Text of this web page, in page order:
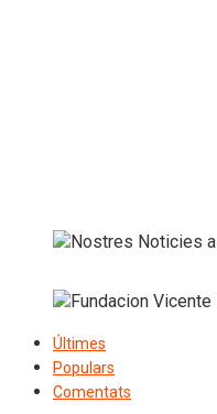
Últimes
Populars
Comentats